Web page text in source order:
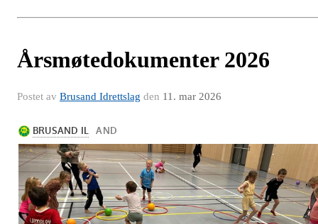
Årsmøtedokumenter 2026
Postet av Brusand Idrettslag den 11. mar 2026